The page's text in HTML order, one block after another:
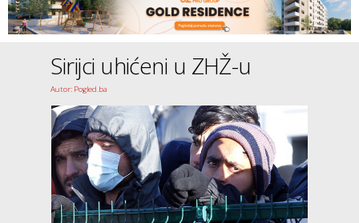
Sirijci uhićeni u ZHŽ-u
Autor: Pogled.ba